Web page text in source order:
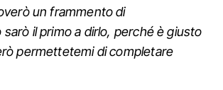
un frammento di
il primo a dirlo, perché è giusto
permettetemi di completare